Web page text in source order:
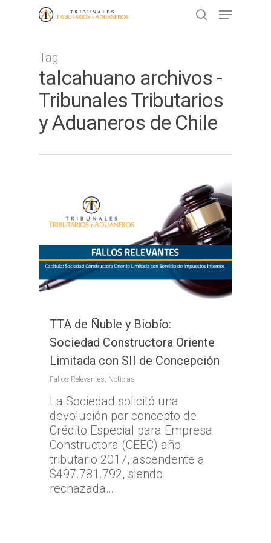
Presione ENTER para buscar o ESC
para cerrar
Tag
talcahuano archivos -
Tribunales Tributarios
y Aduaneros de Chile
TTA de Ñuble y Biobío:
Sociedad Constructora Oriente
Limitada con SII de Concepción
Fallos Relevantes, Noticias
La Sociedad solicitó una
devolución por concepto de
Crédito Especial para Empresa
Constructora (CEEC) año
tributario 2017, ascendente a
$497.781.792, siendo
rechazada…